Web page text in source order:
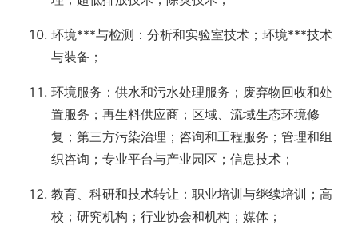
环境***与检测：分析和实验室技术；环境***技术
与装备；
环境服务：供水和污水处理服务；废弃物回收和处
置服务；再生料供应商；区域、流域生态环境修
复；第三方污染治理；咨询和工程服务；管理和组
织咨询；专业平台与产业园区；信息技术；
教育、科研和技术转让：职业培训与继续培训；高
校；研究机构；行业协会和机构；媒体；